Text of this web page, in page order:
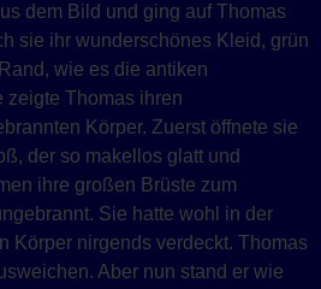
dem Bild und ging auf Thomas
sie ihr wunderschönes Kleid, grün
wie es die antiken
zeigte Thomas ihren
Körper. Zuerst öffnete sie
der so makellos glatt und
ihre großen Brüste zum
Sie hatte wohl in der
Körper nirgends verdeckt. Thomas
Aber nun stand er wie